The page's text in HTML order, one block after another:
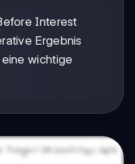
Interest
Ergebnis
wichtige